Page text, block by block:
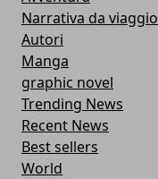
Narrativa da viaggio
Autori
Manga
graphic novel
Trending News
Recent News
Best sellers
World